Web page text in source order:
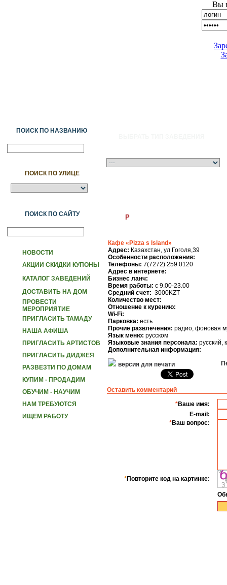
Вы
ПОИСК ПО НАЗВАНИЮ
ПОИСК ПО УЛИЦЕ
ПОИСК ПО САЙТУ
НОВОСТИ
АКЦИИ СКИДКИ КУПОНЫ
КАТАЛОГ ЗАВЕДЕНИЙ
ДОСТАВИТЬ НА ДОМ
ПРОВЕСТИ
МЕРОПРИЯТИЕ
ПРИГЛАСИТЬ ТАМАДУ
НАША АФИША
ПРИГЛАСИТЬ АРТИСТОВ
ПРИГЛАСИТЬ ДИДЖЕЯ
РАЗВЕЗТИ ПО ДОМАМ
КУПИМ - ПРОДАДИМ
ОБУЧИМ - НАУЧИМ
НАМ ТРЕБУЮТСЯ
ИЩЕМ РАБОТУ
P
Кафе «Pizza s Island»
Адрес: Казахстан, ул Гоголя,39
Особенности расположения:
Телефоны: 7(7272) 259 0120
Адрес в интернете:
Бизнес ланч:
Время работы: с 9.00-23.00
Средний счет: 3000KZT
Количество мест:
Отношение к курению:
Wi-Fi:
Парковка: есть
Прочие развлечения: радио, фоновая
Язык меню: русском
Языковые знания персонала: русский,
Дополнительная информация:
версия для печати
Оставить комментарий
*Ваше имя:
E-mail:
*Ваш вопрос:
*Повторите код на картинке: